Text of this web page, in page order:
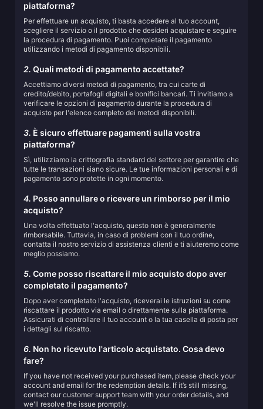
piattaforma?
Per effettuare un acquisto, ti basta accedere al tuo account,
scegliere il servizio o il prodotto che desideri acquistare e seguire
la procedura di pagamento. Puoi completare il pagamento
utilizzando i metodi di pagamento disponibili.
2. Quali metodi di pagamento accettate?
Accettiamo diversi metodi di pagamento, tra cui carte di
credito/debito, portafogli digitali e bonifici bancari. Ti invitiamo a
verificare le opzioni di pagamento durante la procedura di
acquisto per l'elenco completo dei metodi disponibili.
3. È sicuro effettuare pagamenti sulla vostra
piattaforma?
Sì, utilizziamo la crittografia standard del settore per garantire che
tutte le transazioni siano sicure. Le tue informazioni personali e di
pagamento sono protette in ogni momento.
4. Posso annullare o ricevere un rimborso per il mio
acquisto?
Una volta effettuato l'acquisto, questo non è generalmente
rimborsabile. Tuttavia, in caso di problemi con il tuo ordine,
contatta il nostro servizio di assistenza clienti e ti aiuteremo come
meglio possiamo.
5. Come posso riscattare il mio acquisto dopo aver
completato il pagamento?
Dopo aver completato l'acquisto, riceverai le istruzioni su come
riscattare il prodotto via email o direttamente sulla piattaforma.
Assicurati di controllare il tuo account o la tua casella di posta per
i dettagli sul riscatto.
6. Non ho ricevuto l'articolo acquistato. Cosa devo
fare?
If you have not received your purchased item, please check your
account and email for the redemption details. If it’s still missing,
contact our customer support team with your order details, and
we'll resolve the issue promptly.